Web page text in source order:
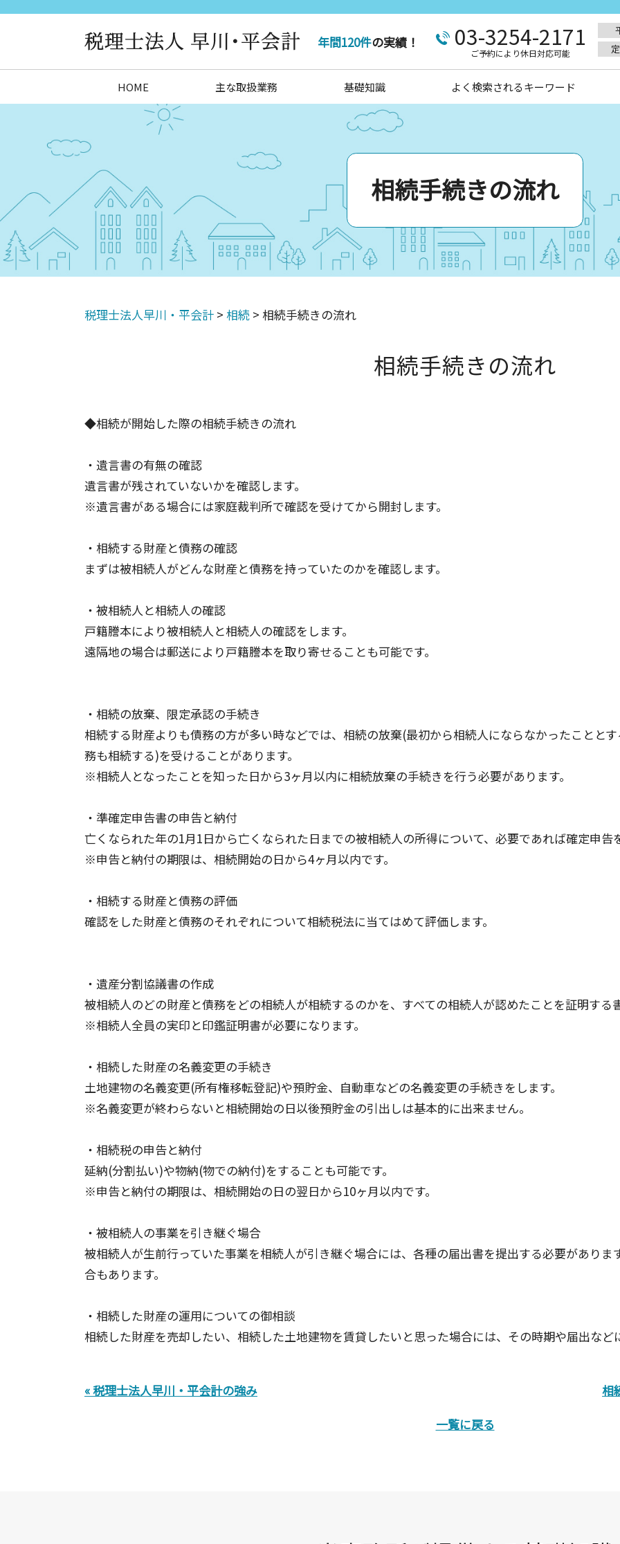
相続手続きの流れ
年間120件の実績！ 03-3254-2171
ご予約により休日対応可能
HOME 主な取扱業務 基礎知識 よく検索されるキーワード
税理士法人早川・平会計 > 相続 > 相続手続きの流れ
相続手続きの流れ
◆相続が開始した際の相続手続きの流れ
・遺言書の有無の確認
遺言書が残されていないかを確認します。
※遺言書がある場合には家庭裁判所で確認を受けてから開封します。
・相続する財産と債務の確認
まずは被相続人がどんな財産と債務を持っていたのかを確認します。
・被相続人と相続人の確認
戸籍謄本により被相続人と相続人の確認をします。
遠隔地の場合は郵送により戸籍謄本を取り寄せることも可能です。
・相続の放棄、限定承認の手続き
相続する財産よりも債務の方が多い時などでは、相続の放棄(最初から相続人にならなかったことと
務も相続する)を受けることがあります。
※相続人となったことを知った日から3ヶ月以内に相続放棄の手続きを行う必要があります。
・準確定申告書の申告と納付
亡くなられた年の1月1日から亡くなられた日までの被相続人の所得について、必要であれば確定申告
※申告と納付の期限は、相続開始の日から4ヶ月以内です。
・相続する財産と債務の評価
確認をした財産と債務のそれぞれについて相続税法に当てはめて評価します。
・遺産分割協議書の作成
被相続人のどの財産と債務をどの相続人が相続するのかを、すべての相続人が認めたことを証明する書
※相続人全員の実印と印鑑証明書が必要になります。
・相続した財産の名義変更の手続き
土地建物の名義変更(所有権移転登記)や預貯金、自動車などの名義変更の手続きをします。
※名義変更が終わらないと相続開始の日以後預貯金の引出しは基本的に出来ません。
・相続税の申告と納付
延納(分割払い)や物納(物での納付)をすることも可能です。
※申告と納付の期限は、相続開始の日の翌日から10ヶ月以内です。
・被相続人の事業を引き継ぐ場合
被相続人が生前行っていた事業を相続人が引き継ぐ場合には、各種の届出書を提出する必要があり
合もあります。
・相続した財産の運用についての御相談
相続した財産を売却したい、相続した土地建物を賃貸したいと思った場合には、その時期や届出など
« 税理士法人早川・平会計の強み
相
一覧に戻る